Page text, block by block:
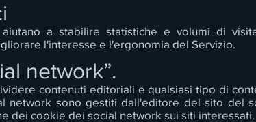
a stabilire statistiche e volumi di
l'interesse e l'ergonomia del Servizio.
network”.
contenuti editoriali e qualsiasi tipo di
network sono gestiti dall'editore del sito del
dei cookie dei social network sui siti interessati.